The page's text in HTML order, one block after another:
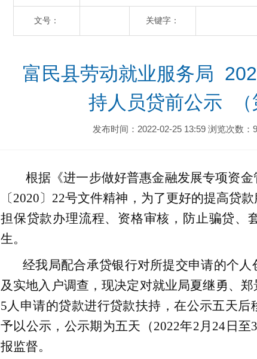
文号： 关键字：
富民县劳动就业服务局
持人员贷前公示
发布时间：2022-02-25 13:59 浏览次数：
根据《进一步做好普惠金融发展专项资
〔2020〕 22号文件精神，为了更好的提高贷
担保贷款办理流程、资格审核，防止骗贷、
生。
经我局配合承贷银行对所提交申请的个
及实地入户调查，现决定对就业局夏继勇、
5人申请的贷款进行贷款扶持，在公示五天
予以公示，公示期为五天（2022年2月 24 日至3
报监督。